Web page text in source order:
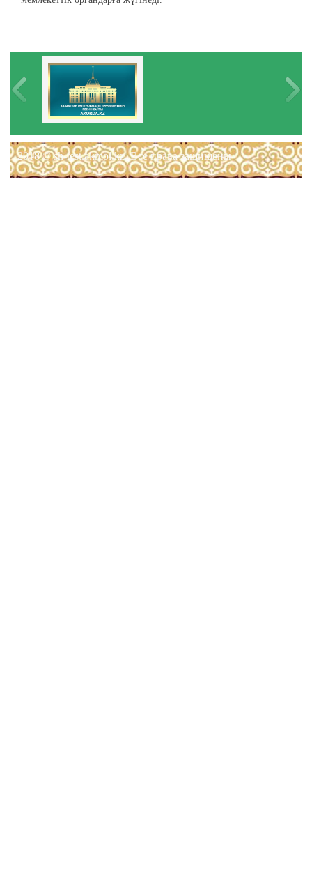
2018 © sh-test.akmol.kz. Все права защищены